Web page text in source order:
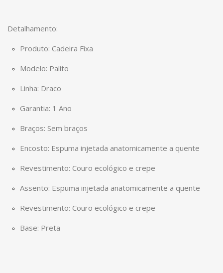
Detalhamento:
Produto: Cadeira Fixa
Modelo: Palito
Linha: Draco
Garantia: 1 Ano
Braços: Sem braços
Encosto: Espuma injetada anatomicamente a quente
Revestimento: Couro ecológico e crepe
Assento: Espuma injetada anatomicamente a quente
Revestimento: Couro ecológico e crepe
Base: Preta